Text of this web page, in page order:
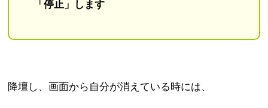
「停止」します
降壇し、画面から自分が消えている時には、